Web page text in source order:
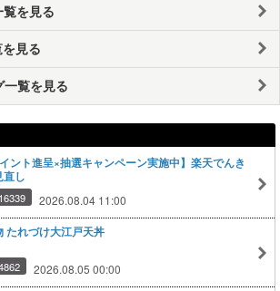
を見る
見る
一覧を見る
イント進呈×抽選キャンペーン実施中】楽天でんき
直し
2026.08.04 11:00
たれづけ大江戸天丼
2026.08.05 00:00